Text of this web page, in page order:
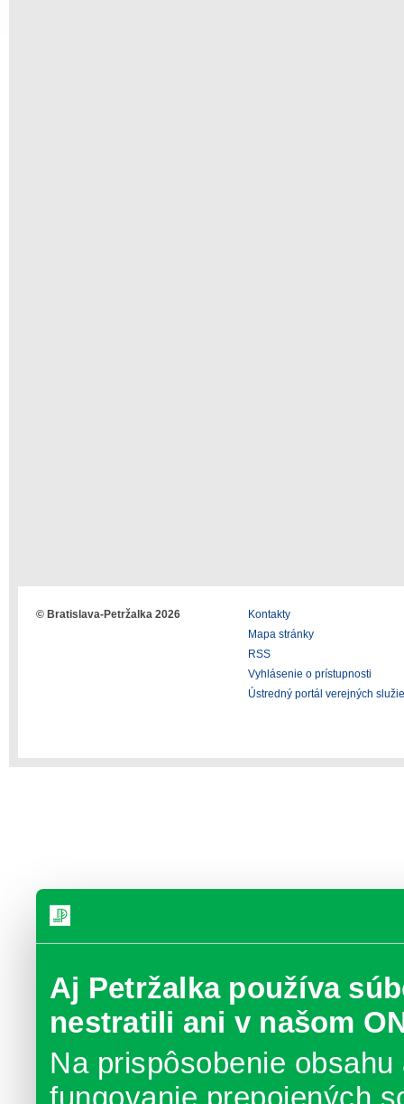
Aj Petržalka používa
nestratili ani v našom
Na prispôsobenie
© Bratislava-Petržalka 2026
Kontakty
Mapa stránky
RSS
Vyhlásenie o prístupnosti
Ústredný portál verejných